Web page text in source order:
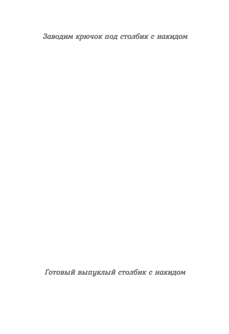
Заводим крючок под столбик с накидом
Готовый выпуклый столбик с накидом